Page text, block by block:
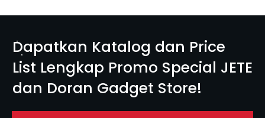
Dapatkan Katalog dan Price
List Lengkap Promo Special JETE
dan Doran Gadget Store!